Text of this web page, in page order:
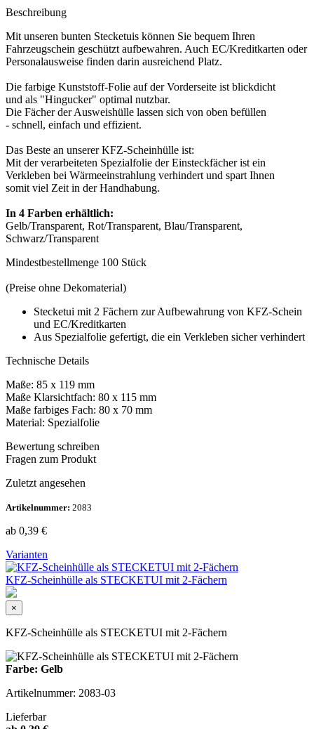
Beschreibung
Mit unseren bunten Stecketuis können Sie bequem Ihren
Fahrzeugschein geschützt aufbewahren. Auch EC/Kreditkarten oder
Personalausweise finden darin ausreichend Platz.
Die farbige Kunststoff-Folie auf der Vorderseite ist blickdicht
und als "Hingucker" optimal nutzbar.
Die Fächer der Ausweishülle lassen sich von oben befüllen
- schnell, einfach und effizient.
Das Beste an unserer KFZ-Scheinhülle ist:
Mit der verarbeiteten Spezialfolie der Einsteckfächer ist ein
Verkleben bei Wärmeeinstrahlung verhindert und spart Ihnen
somit viel Zeit in der Handhabung.
In 4 Farben erhältlich:
Gelb/Transparent, Rot/Transparent, Blau/Transparent,
Schwarz/Transparent
Mindestbestellmenge 100 Stück
(Preise ohne Dekomaterial)
Stecketui mit 2 Fächern zur Aufbewahrung von KFZ-Schein
und EC/Kreditkarten
Aus Spezialfolie gefertigt, die ein Verkleben sicher verhindert
Technische Details
Maße: 85 x 119 mm
Maße Klarsichtfach: 80 x 115 mm
Maße farbiges Fach: 80 x 70 mm
Material: Spezialfolie
Bewertung schreiben
Fragen zum Produkt
Zuletzt angesehen
Artikelnummer: 2083
ab 0,39 €
Varianten
KFZ-Scheinhülle als STECKETUI mit 2-Fächern
×
KFZ-Scheinhülle als STECKETUI mit 2-Fächern
Farbe: Gelb
Artikelnummer: 2083-03
Lieferbar